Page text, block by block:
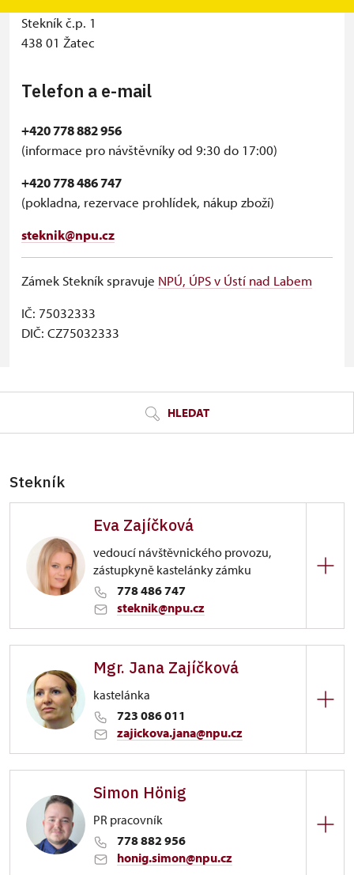
Stekník č.p. 1
438 01 Žatec
Telefon a e-mail
+420 778 882 956
(informace pro návštěvníky od 9:30 do 17:00)
+420 778 486 747
(pokladna, rezervace prohlídek, nákup zboží)
steknik@npu.cz
Zámek Stekník spravuje NPÚ, ÚPS v Ústí nad Labem
IČ: 75032333
DIČ: CZ75032333
HLEDAT
Stekník
Eva Zajíčková
vedoucí návštěvnického provozu,
zástupkyně kastelánky zámku
778 486 747
steknik@npu.cz
Stekník 1/, Stekník
+420 778 486 747
rezervace prohlídek
Mgr. Jana Zajíčková
kastelánka
723 086 011
zajickova.jana@npu.cz
Stekník 1/, Stekník
kastelánka
Simon Hönig
PR pracovník
778 882 956
honig.simon@npu.cz